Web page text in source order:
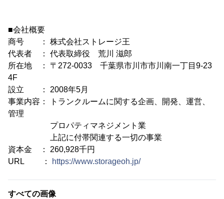
■会社概要
商号 ： 株式会社ストレージ王
代表者 ： 代表取締役 荒川 滋郎
所在地 ： 〒272-0033 千葉県市川市市川南一丁目9-23
4F
設立 ： 2008年5月
事業内容： トランクルームに関する企画、開発、運営、
管理
プロパティマネジメント業
上記に付帯関連する一切の事業
資本金 ： 260,928千円
URL ：
https://www.storageoh.jp/
すべての画像